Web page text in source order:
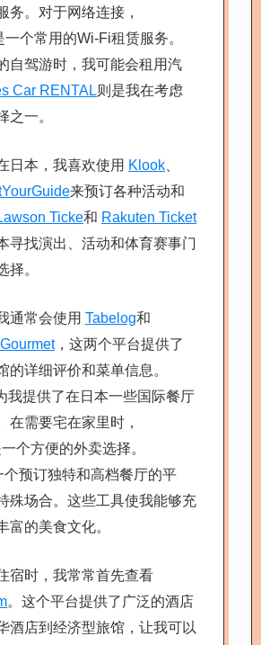
务。对于网络连接，
一个常用的Wi-Fi租赁服务。
自驾游时，我可能会租用汽
Car RENTAL则是我在考虑
之一。
日本，我喜欢使用 Klook
来预订各种活动和
Ticke和 Rakuten Ticket
寻找演出、活动和体育赛事门
择。
通常会使用 Tabelog和
，这两个平台提供了
的详细评价和菜单信息。
我提供了在日本一些国际餐厅
在需要宅在家里时，
个方便的外卖选择。
个预订独特和高档餐厅的平
殊场合。这些工具使我能够充
富的美食文化。
宿时，我常常首先查看
。这个平台提供了广泛的酒店
酒店到经济型旅馆，让我可以